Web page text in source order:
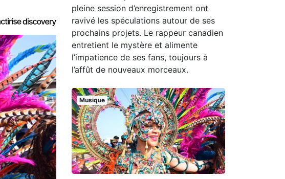
pleine session d’enregistrement ont
ravivé les spéculations autour de ses
prochains projets. Le rappeur canadien
entretient le mystère et alimente
l’impatience de ses fans, toujours à
l’affût de nouveaux morceaux.
Musique